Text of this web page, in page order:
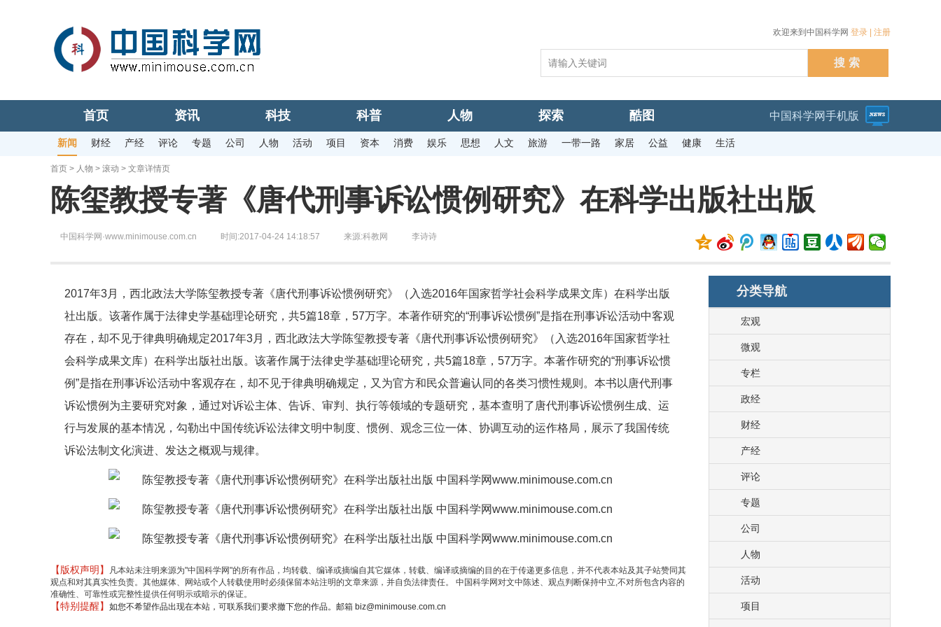
欢迎来到中国科学网 登录 注册
首页 资讯 科技 科普 人物 探索 酷图 中国科学网手机版
新闻 财经 产经 评论 专题 公司 人物 活动 项目 资本 消费 娱乐 思想 人文 旅游 一带一路 家居 公益 健康 生活
首页 > 人物 > 滚动 > 文章详情页
陈玺教授专著《唐代刑事诉讼惯例研究》在科学出版社出版
中国科学网·www.minimouse.com.cn 时间:2017-04-24 14:18:57 来源:科教网 李诗诗
2017年3月，西北政法大学陈玺教授专著《唐代刑事诉讼惯例研究》（入选2016年国家哲学社会科学成果文库）在科学出版
社出版。该著作属于法律史学基础理论研究，共5篇18章，57万字。本著作研究的“刑事诉讼惯例”是指在刑事诉讼活动中客观
存在，却不见于律典明确规定2017年3月，西北政法大学陈玺教授专著《唐代刑事诉讼惯例研究》（入选2016年国家哲学社
会科学成果文库）在科学出版社出版。该著作属于法律史学基础理论研究，共5篇18章，57万字。本著作研究的“刑事诉讼惯
例”是指在刑事诉讼活动中客观存在，却不见于律典明确规定，又为官方和民众普遍认同的各类习惯性规则。本书以唐代刑事
诉讼惯例为主要研究对象，通过对诉讼主体、告诉、审判、执行等领域的专题研究，基本查明了唐代刑事诉讼惯例生成、运
行与发展的基本情况，勾勒出中国传统诉讼法律文明中制度、惯例、观念三位一体、协调互动的运作格局，展示了我国传统
诉讼法制文化演进、发达之概观与规律。
【版权声明】
凡本站未注明来源为"中国科学网"的所有作品，均转载、编译或摘编自其它媒体，转载、编译或摘编的目的在于传递更多信息，并不代表本站及其子站赞同其
观点和对其真实性负责。其他媒体、网站或个人转载使用时必须保留本站注明的文章来源，并自负法律责任。 中国科学网对文中陈述、观点判断保持中立,不对所包含内容的
准确性、可靠性或完整性提供任何明示或暗示的保证。
【特别提醒】 如您不希望作品出现在本站，可联系我们要求撤下您的作品。邮箱 biz@minimouse.com.cn
分类导航
宏观
微观
专栏
政经
财经
产经
评论
专题
公司
人物
活动
项目